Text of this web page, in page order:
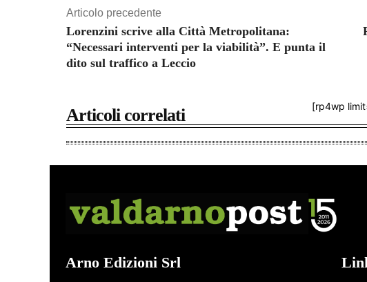
Articolo precedente
Lorenzini scrive alla Città Metropolitana:
“Necessari interventi per la viabilità”. E punta il
dito sul traffico a Leccio
[rp4wp
Articoli correlati
Arno Edizioni Srl